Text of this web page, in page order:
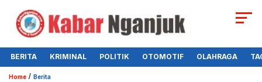
BERITA KRIMINAL POLITIK OTOMOTIF OLAHRAGA
Home / Berita